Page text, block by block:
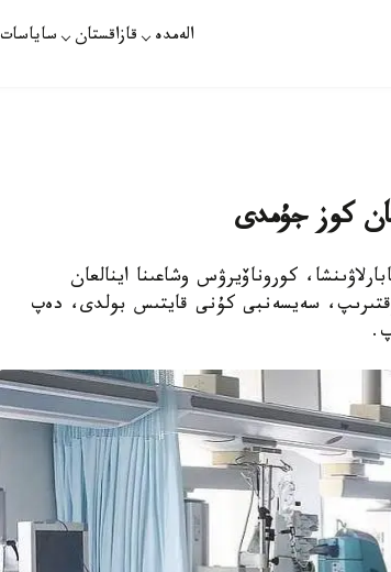
الەمدە قازاقستان ساياسات
كوز جۇمدى
كوروناۆيرۋس وشاعىنا اينالعان
سەيسەنبى كۇنى قايتىس بولدى، دەپ